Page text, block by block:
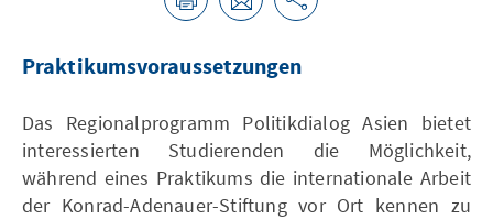
Praktikumsvoraussetzungen
Das Regionalprogramm Politikdialog Asien bietet
interessierten Studierenden die Möglichkeit,
während eines Praktikums die internationale Arbeit
der Konrad-Adenauer-Stiftung vor Ort kennen zu